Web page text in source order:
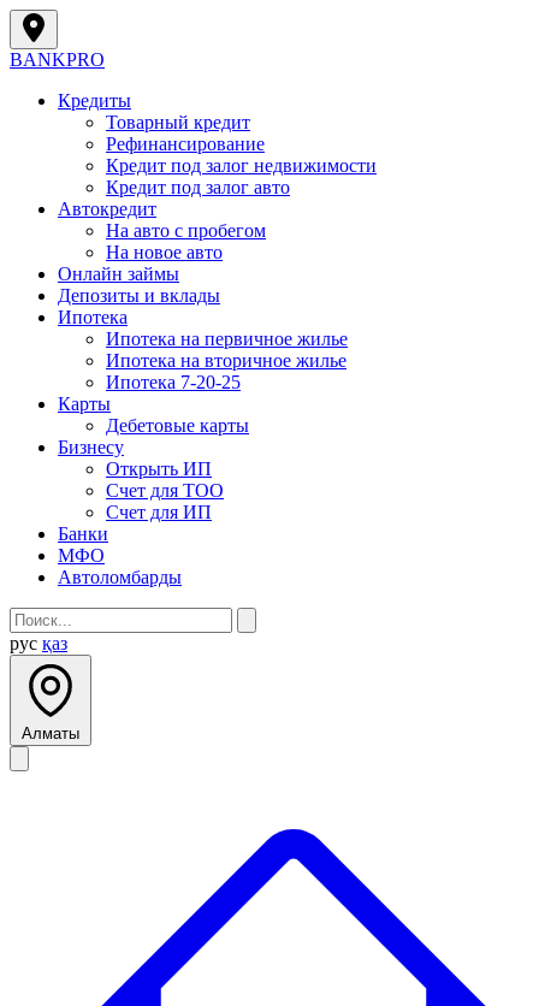
BANKPRO
Кредиты
Товарный кредит
Рефинансирование
Кредит под залог недвижимости
Кредит под залог авто
Автокредит
На авто с пробегом
На новое авто
Онлайн займы
Депозиты и вклады
Ипотека
Ипотека на первичное жилье
Ипотека на вторичное жилье
Ипотека 7-20-25
Карты
Дебетовые карты
Бизнесу
Открыть ИП
Cчет для ТОО
Счет для ИП
Банки
МФО
Автоломбарды
рус қаз
Алматы